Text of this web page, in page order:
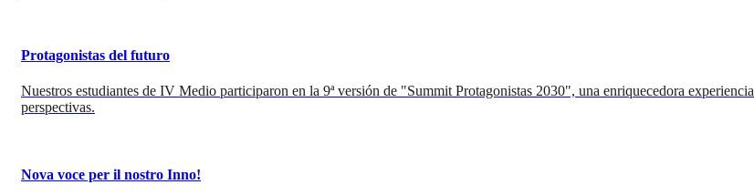
Protagonistas del futuro
Nuestros estudiantes de IV Medio participaron en la 9ª versión de "Summit Protagonistas 2030", una enriquecedora
perspectivas.
Nova voce per il nostro Inno!